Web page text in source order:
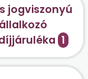
jogviszonyú
1